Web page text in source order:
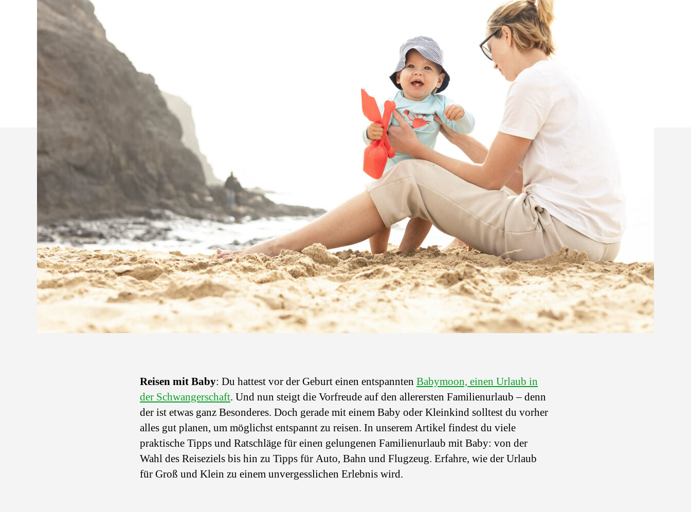
Reisen mit Baby: Du hattest vor der Geburt einen entspannten Babymoon, einen Urlaub in
der Schwangerschaft. Und nun steigt die Vorfreude auf den allerersten Familienurlaub–denn
der ist etwas ganz Besonderes. Doch gerade mit einem Baby oder Kleinkind solltest du vorher
alles gut planen, um möglichst entspannt zu reisen. In unserem Artikel findest du viele
praktische Tipps und Ratschläge für einen gelungenen Familienurlaub mit Baby: von der
Wahl des Reiseziels bis hin zu Tipps für Auto, Bahn und Flugzeug. Erfahre, wie der Urlaub
für Groß und Klein zu einem unvergesslichen Erlebnis wird.